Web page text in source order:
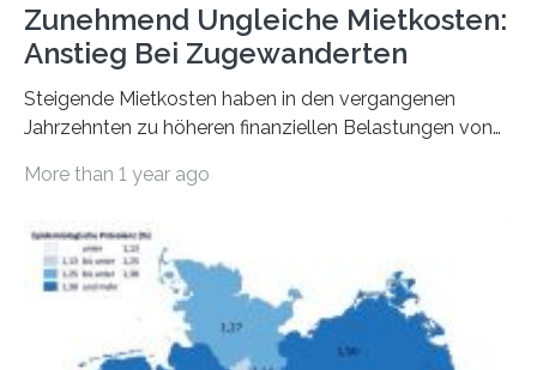
Zunehmend Ungleiche Mietkosten:
Anstieg Bei Zugewanderten
Steigende Mietkosten haben in den vergangenen
Jahrzehnten zu höheren finanziellen Belastungen von
Bundesinstitut für Bevölkerungsforschung (BiB)
gesamten Einkommen zwischen 1990 und 2020 für
unterschiedliche Einkommensgruppen sowie für in
Deutschland geborene Menschen und Zugewanderte
verändert hat. Das Ergebnis: Während Personen mit
hohen Einkommen (oberstes Quintil der Verteilung der
More than 1 year ago